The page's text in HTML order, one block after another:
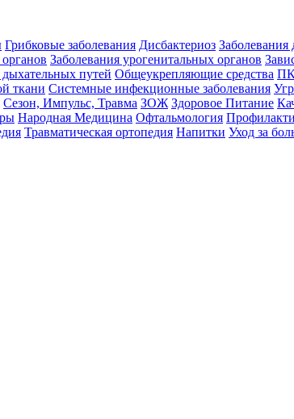
Грибковые заболевания Дисбактериоз Заболевания
Заболевания урогенитальных органов
путей Общеукрепляющие средства
ткани Системные инфекционные заболевания
Сезон, Импульс, Травма ЗОЖ Здоровое Питание
Народная Медицина Офтальмология
Травматическая ортопедия Напитки Уход за